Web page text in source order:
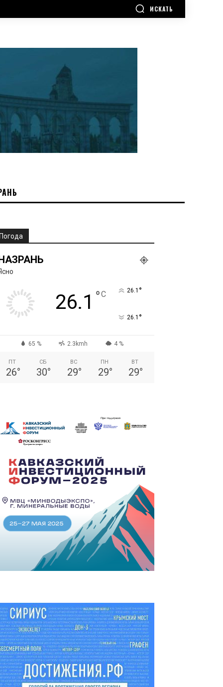
ИСКАТЬ
Погода
26.1 °C 26.1 °
26.1 °
65 % 2.3kmh 4 %
ПТ
26°
СБ
30°
ВС
29°
ПН
29°
ВТ
29°